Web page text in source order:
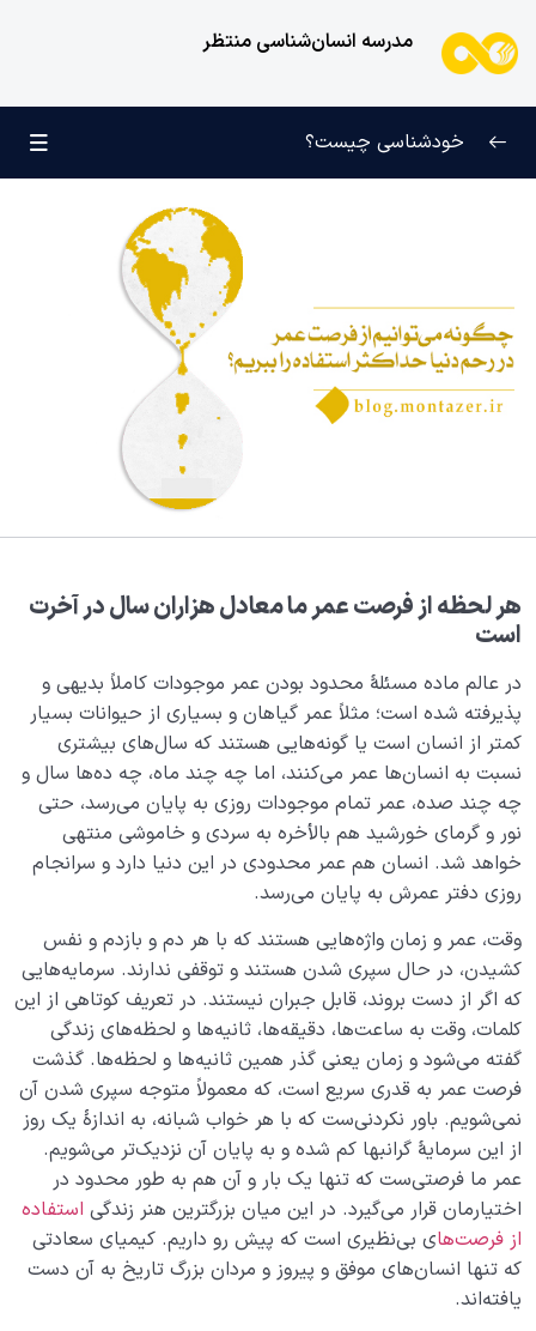
مدرسه انسان‌شناسی منتظر
کودک عزیز روان
انسان و میل بی‌نهایت
انسان چه چیزی نیست؟
هدف خلقت و جایگاه انسان 0/7
نقش الگو در حیات انسان 0/18
آیا تکنولوژی‌ های پیشرفته می‌ توانند جاودانگی انسان را
تحقق بخشند؟!
قانون نسبت؛ راهی برای فهم ویژگی‌های جهان آخرت
آشنایی با مفهوم نار و نور در کمالات و ارتباط آن با ساختار
نفس ما
سعادت جنین
اصالت دنیا نسبت به رحم؛ اصلی که جنین نمی‌تواند از آن
غافل شود
قابلیت سازندگی رحم چیست؟ آیا این خاصیت دائمی و
همیشگی است؟
قدرت رحمی دنیا؛ قابلیتی که نمی‌شود آن را نادیده گرفت
دیدن ملکوت اشیاء یعنی چه و چرا اکثر ما این ملکوت را نمی
بینیم؟
مخفی بودن ملکوت، گامی در مسیر درک چیستی ملکوت
خودشناسی چیست؟
هر لحظه از فرصت عمر ما معادل هزاران سال در آخرت
است
در عالم ماده مسئلۀ محدود بودن عمر موجودات کاملاً بدیهی‌ و
پذیرفته شده است؛ مثلاً عمر گیاهان و بسیاری از حیوانات بسیار
کمتر از انسان است یا گونه‌هایی هستند که سال‌های بیشتری
نسبت به انسان‌ها عمر می‌کنند، اما چه چند ماه، چه ده‌ها سال و
چه چند صده، عمر تمام موجودات روزی به پایان می‌رسد، حتی
نور و گرمای خورشید هم بالأخره به سردی و خاموشی منتهی
خواهد شد. انسان هم عمر محدودی در این دنیا دارد و سرانجام
روزی دفتر عمرش به پایان می‌رسد.
وقت، عمر و زمان واژه‌هایی هستند که با هر دم و بازدم و نفس
کشیدن، در حال سپری شدن هستند و توقفی ندارند. سرمایه‌هایی
که اگر از دست بروند، قابل جبران نیستند. در تعریف کوتاهی از این
کلمات، وقت به ساعت‌ها، دقیقه‌ها، ثانیه‌ها و لحظه‌‌های زندگی
گفته می‌شود و زمان یعنی گذر همین ثانیه‌ها و لحظه‌‌ها. گذشت
فرصت عمر به قدری سریع است، که معمولاً متوجه سپری شدن آن
نمی‌شویم. باور نکردنی‌ست که با هر خواب شبانه، به اندازۀ یک روز
از این سرمایۀ گرانبها کم شده و به پایان آن نزدیک‌تر می‌‌شویم.
عمر ما فرصتی‌ست که تنها یک بار و آن هم به طور محدود در
اختیارمان قرار می‌گیرد. در این میان بزرگترین هنر زندگی استفاده
از فرصت‌های بی‌نظیری است که پیش رو داریم. کیمیای سعادتی
که تنها انسان‌های موفق و پیروز و مردان بزرگ تاریخ به آن دست
یافته‌اند.